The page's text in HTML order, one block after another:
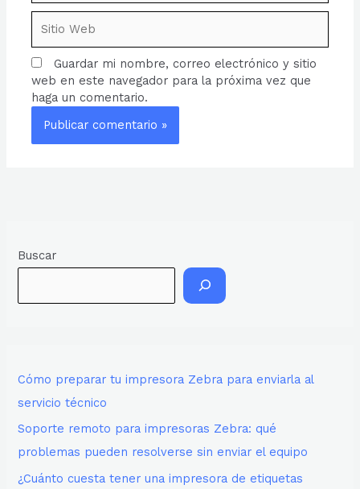
Web
Guardar mi nombre, correo electrónico y sitio
web en este navegador para la próxima vez que
haga un comentario.
Buscar
Cómo preparar tu impresora Zebra para enviarla al
servicio técnico
Soporte remoto para impresoras Zebra: qué
problemas pueden resolverse sin enviar el equipo
¿Cuánto cuesta tener una impresora de etiquetas